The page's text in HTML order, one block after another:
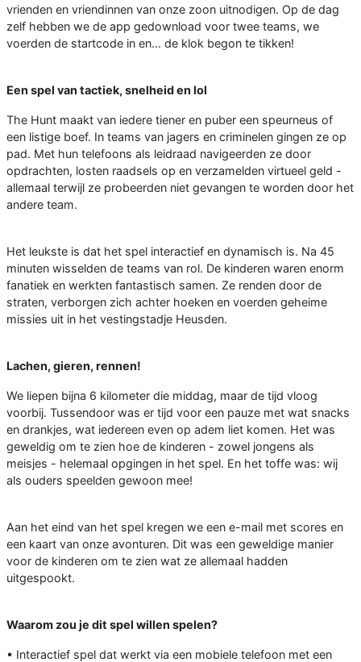
vrienden en vriendinnen van onze zoon uitnodigen. Op de dag
zelf hebben we de app gedownload voor twee teams, we
voerden de startcode in en... de klok begon te tikken!
Een spel van tactiek, snelheid en lol
The Hunt maakt van iedere tiener en puber een speurneus of
een listige boef. In teams van jagers en criminelen gingen ze op
pad. Met hun telefoons als leidraad navigeerden ze door
opdrachten, losten raadsels op en verzamelden virtueel geld -
allemaal terwijl ze probeerden niet gevangen te worden door het
andere team.
Het leukste is dat het spel interactief en dynamisch is. Na 45
minuten wisselden de teams van rol. De kinderen waren enorm
fanatiek en werkten fantastisch samen. Ze renden door de
straten, verborgen zich achter hoeken en voerden geheime
missies uit in het vestingstadje Heusden.
Lachen, gieren, rennen!
We liepen bijna 6 kilometer die middag, maar de tijd vloog
voorbij. Tussendoor was er tijd voor een pauze met wat snacks
en drankjes, wat iedereen even op adem liet komen. Het was
geweldig om te zien hoe de kinderen - zowel jongens als
meisjes - helemaal opgingen in het spel. En het toffe was: wij
als ouders speelden gewoon mee!
Aan het eind van het spel kregen we een e-mail met scores en
een kaart van onze avonturen. Dit was een geweldige manier
voor de kinderen om te zien wat ze allemaal hadden
uitgespookt.
Waarom zou je dit spel willen spelen?
• Interactief spel dat werkt via een mobiele telefoon met een